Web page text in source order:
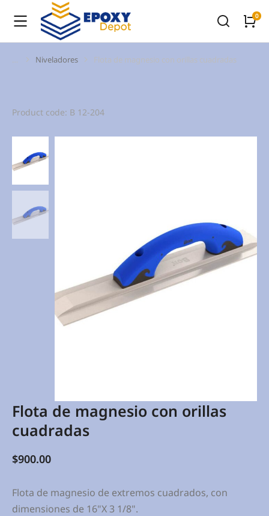
You are here:
Niveladores Flota de magnesio con orillas cuadradas
Product code: B 12-204
Flota de magnesio con orillas
cuadradas
$900.00
Flota de magnesio de extremos cuadrados, con
dimensiones de 16"X 3 1/8".